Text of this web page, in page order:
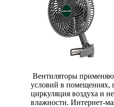
Вентиляторы
условий в помещениях,
циркуляция воздуха и
влажности. Интернет-